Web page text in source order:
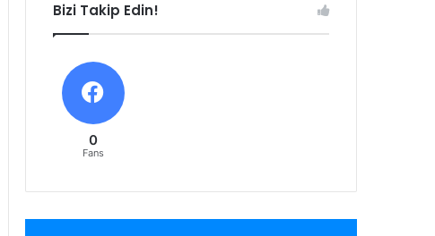
Bizi Takip Edin!
0
Fans